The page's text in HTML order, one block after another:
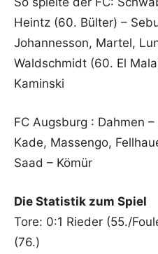
Heintz (60. Bülter) –
Johannesson, Martel,
Waldschmidt (60. El
Kaminski
FC Augsburg : Dahmen
Kade, Massengo,
Saad – Kömür
Die Statistik zum Spiel
Tore: 0:1 Rieder (55./
(76.)